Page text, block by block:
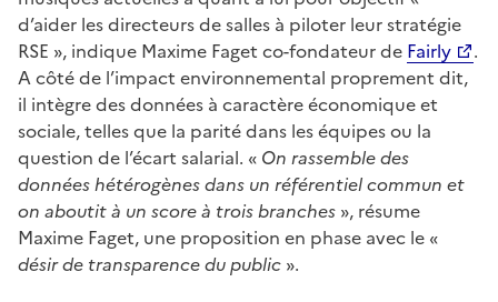
d’aider les directeurs de salles à piloter leur stratégie
RSE », indique Maxime Faget co-fondateur de Fairly
.
A côté de l’impact environnemental proprement dit,
il intègre des données à caractère économique et
sociale, telles que la parité dans les équipes ou la
question de l’écart salarial. « On rassemble des
données hétérogènes dans un référentiel commun et
on aboutit à un score à trois branches », résume
Maxime Faget, une proposition en phase avec le «
désir de transparence du public ».